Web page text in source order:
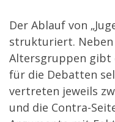
Der Ablauf von
strukturiert.
Altersgruppen gibt
für die Debatten
vertreten jeweils
und die Contra-